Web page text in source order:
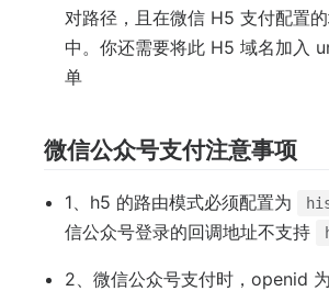
对路径，且在微信 H5 支付配置
中。你还需要将此 H5 域名加入
单
微信公众号支付注意事项
1、h5 的路由模式必须配置为
信公众号登录的回调地址不支持
2、微信公众号支付时，openid